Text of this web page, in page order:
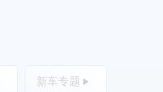
新车专题